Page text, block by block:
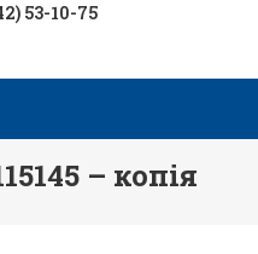
53-10-75
– копія